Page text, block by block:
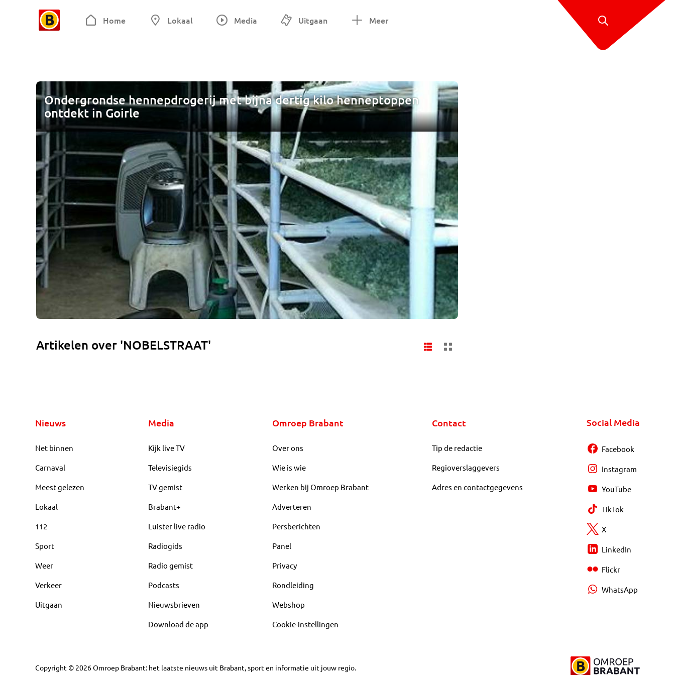
Home Lokaal Media Uitgaan Meer
Ondergrondse hennepdrogerij met bijna dertig kilo henneptoppen
ontdekt in Goirle
Artikelen over 'NOBELSTRAAT'
Nieuws
Net binnen
Carnaval
Meest gelezen
Lokaal
112
Sport
Weer
Verkeer
Uitgaan
Media
Kijk live TV
Televisiegids
TV gemist
Brabant+
Luister live radio
Radiogids
Radio gemist
Podcasts
Nieuwsbrieven
Download de app
Omroep Brabant
Over ons
Wie is wie
Werken bij Omroep Brabant
Adverteren
Persberichten
Panel
Privacy
Rondleiding
Webshop
Cookie-instellingen
Contact
Tip de redactie
Regioverslaggevers
Adres en contactgegevens
Social Media
Facebook
Instagram
YouTube
TikTok
X
LinkedIn
Flickr
WhatsApp
Copyright © 2026Omroep Brabant: het laatste nieuws uit Brabant, sport en informatie uit jouw regio.